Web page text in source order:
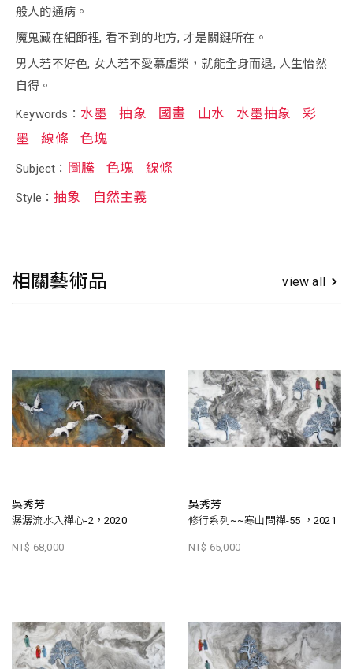
般人的通病。
魔鬼藏在細節裡, 看不到的地方, 才是關鍵所在。
男人若不好色, 女人若不愛慕虛榮，就能全身而退, 人生怡然
自得。
Keywords： 水墨 抽象 國畫 山水 水墨抽象
彩
墨
線條 色塊
Subject： 圖騰 色塊 線條
Style：抽象 自然主義
相關藝術品 view all
吳秀芳
潺潺流水入禪心-2，2020
NT$ 68,000
吳秀芳
修行系列~~寒山問禪-55 ，2021
NT$ 65,000